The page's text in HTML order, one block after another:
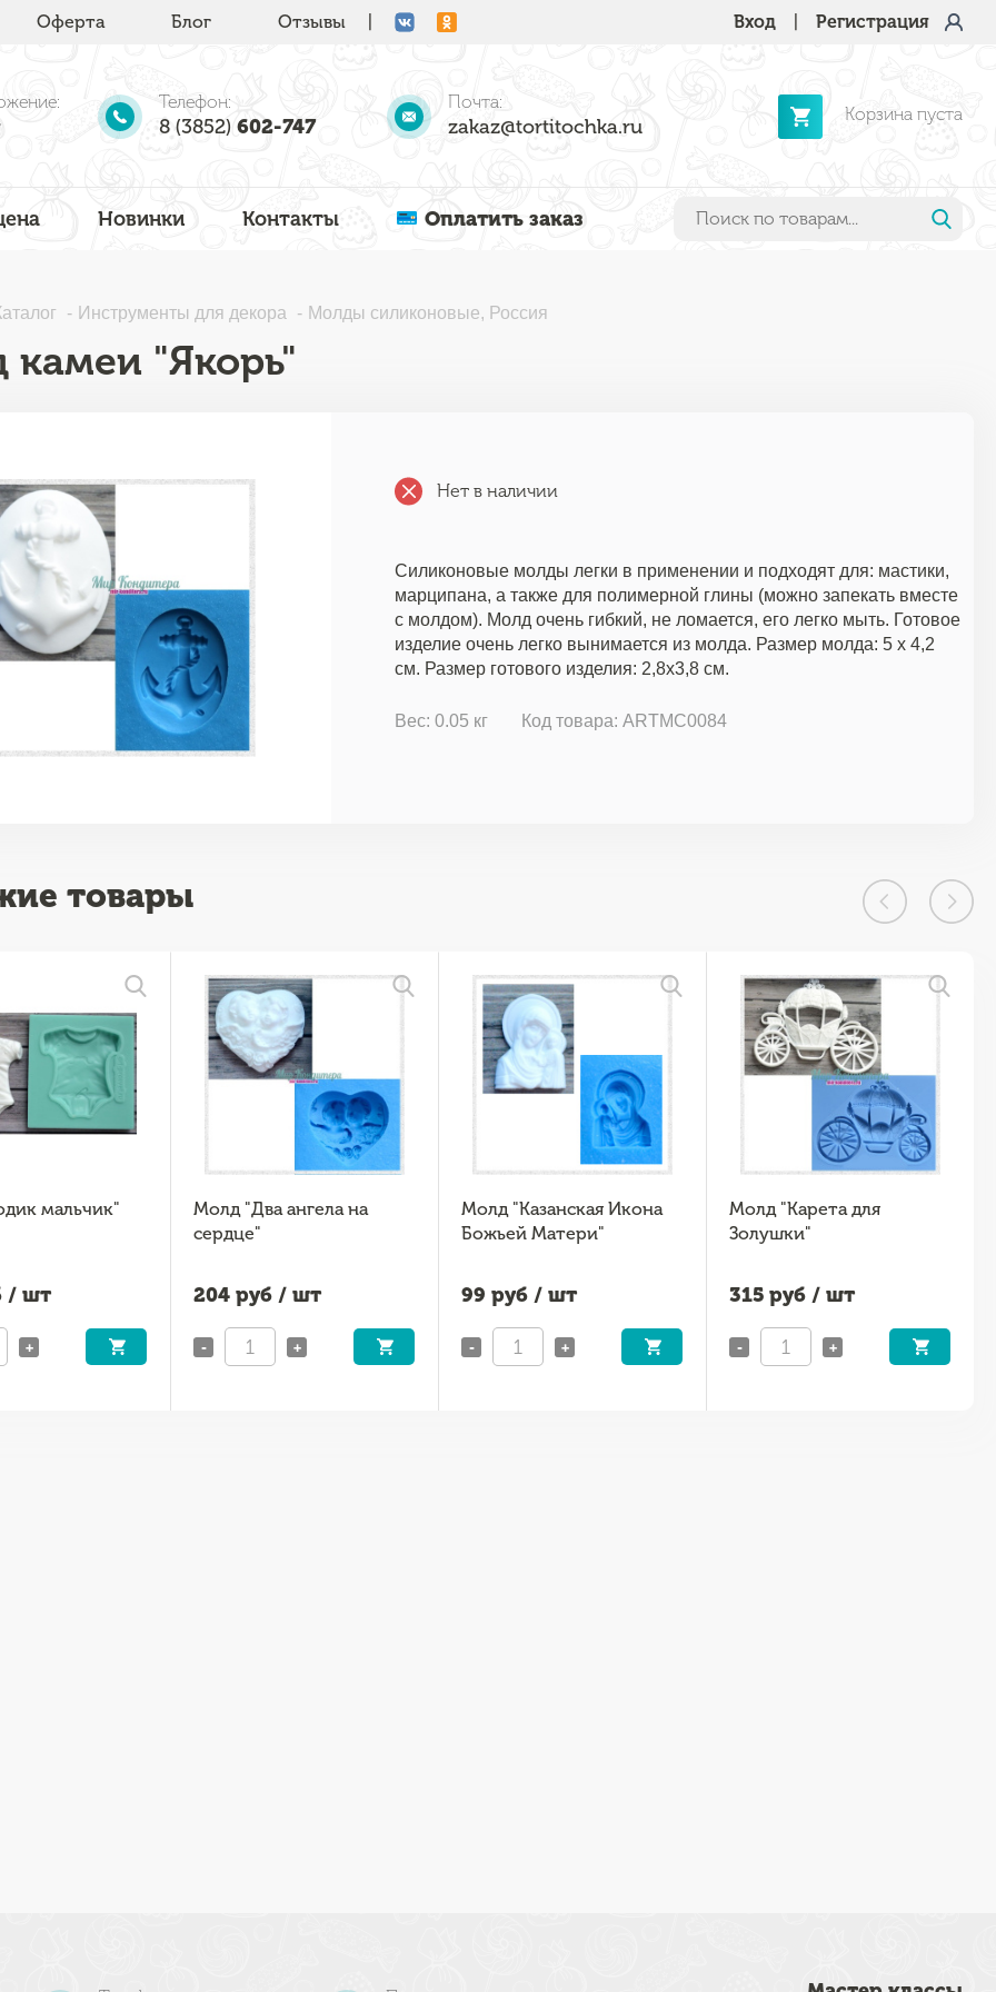
Оферта Блог Отзывы Вход Регистрация
Телефон:
8 (3852) 602-747
Почта:
zakaz@tortitochka.ru
Корзина пуста
Новинки Контакты Оплатить заказ
Инструменты для декора Молды силиконовые, Россия
"Якорь"
Нет в наличии
Силиконовые молды легки в применении и подходят для: мастики,
марципана, а также для полимерной глины (можно запекать вместе
с молдом). Молд очень гибкий, не ломается, его легко мыть. Готовое
изделие очень легко вынимается из молда. Размер молда: 5 х 4,2
см. Размер готового изделия: 2,8х3,8 см.
Вес: 0.05 кг Код товара: ARTMC0084
товары
мальчик"
/ шт
+
Молд "Два ангела на
сердце"
204 руб / шт
- +
Молд "Казанская Икона
Божьей Матери"
99 руб / шт
- +
Молд "Карета для
Золушки"
315 руб / шт
- +